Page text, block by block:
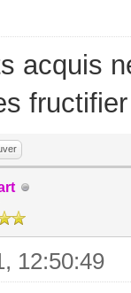
acquis
12:50:49